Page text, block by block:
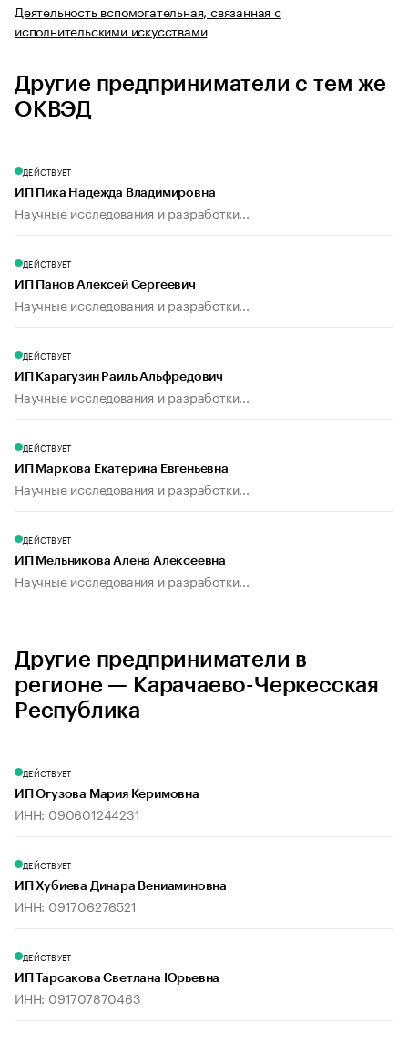
Деятельность вспомогательная, связанная с
исполнительскими искусствами
Другие предприниматели с тем же
ОКВЭД
ДЕЙСТВУЕТ
ИП Пика Надежда Владимировна
Научные исследования и разработки...
ДЕЙСТВУЕТ
ИП Панов Алексей Сергеевич
Научные исследования и разработки...
ДЕЙСТВУЕТ
ИП Карагузин Раиль Альфредович
Научные исследования и разработки...
ДЕЙСТВУЕТ
ИП Маркова Екатерина Евгеньевна
Научные исследования и разработки...
ДЕЙСТВУЕТ
ИП Мельникова Алена Алексеевна
Научные исследования и разработки...
Другие предприниматели в
регионе — Карачаево-Черкесская
Республика
ДЕЙСТВУЕТ
ИП Огузова Мария Керимовна
ИНН: 090601244231
ДЕЙСТВУЕТ
ИП Хубиева Динара Вениаминовна
ИНН: 091706276521
ДЕЙСТВУЕТ
ИП Тарсакова Светлана Юрьевна
ИНН: 091707870463